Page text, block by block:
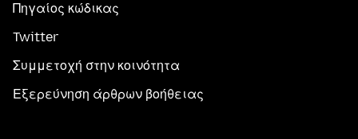
Πηγαίος κώδικας
Twitter
Συμμετοχή στην κοινότητα
Εξερεύνηση άρθρων βοήθειας